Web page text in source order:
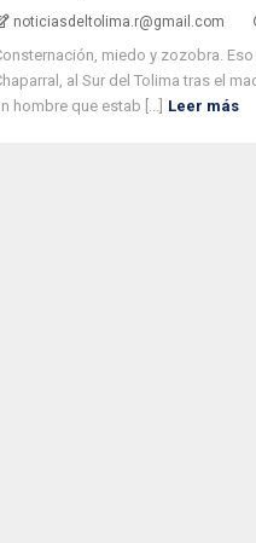
noticiasdeltolima.r@gmail.com
miedo y zozobra.
al Sur del Tolima tras el
hombre que estab [...] Leer más